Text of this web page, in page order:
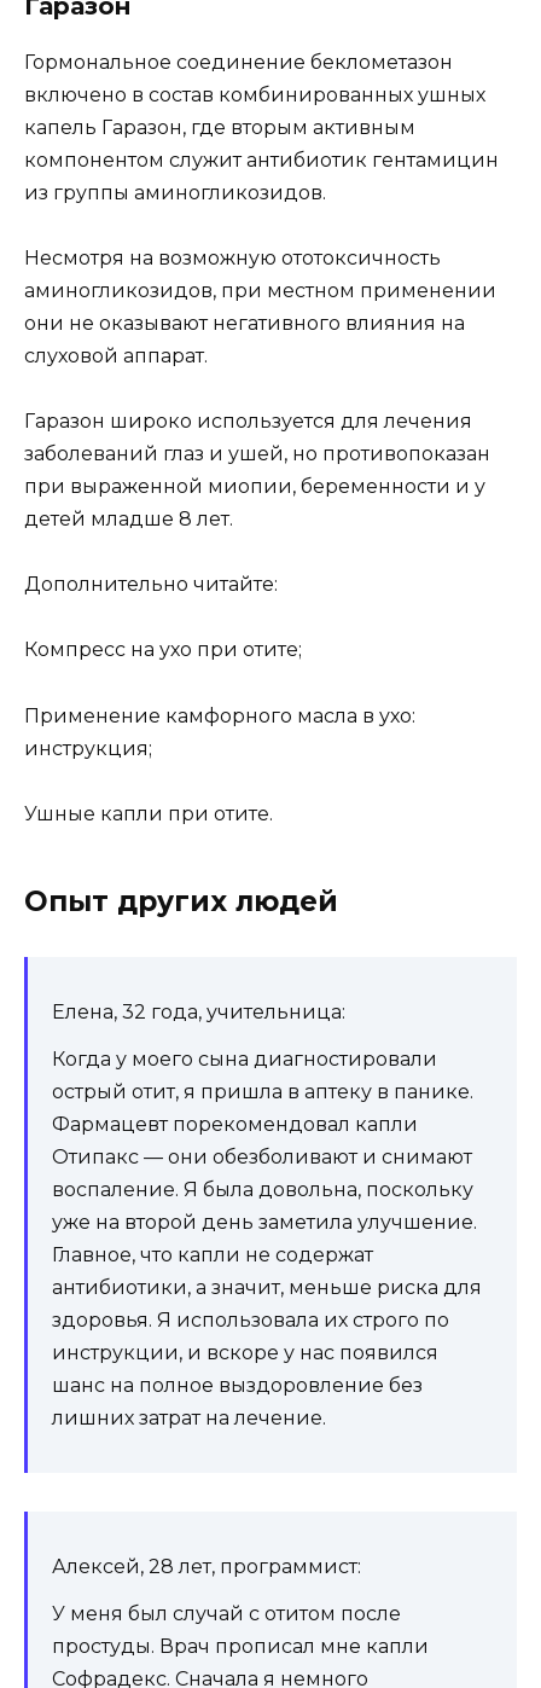
Гормональное соединение беклометазон
включено в состав комбинированных ушных
капель Гаразон, где вторым активным
компонентом служит антибиотик гентамицин
из группы аминогликозидов.
Несмотря на возможную ототоксичность
аминогликозидов, при местном применении
они не оказывают негативного влияния на
слуховой аппарат.
Гаразон широко используется для лечения
заболеваний глаз и ушей, но противопоказан
при выраженной миопии, беременности и у
детей младше 8 лет.
Дополнительно читайте:
Компресс на ухо при отите;
Применение камфорного масла в ухо:
инструкция;
Ушные капли при отите.
Опыт других людей
Елена, 32 года, учительница:
Когда у моего сына диагностировали
острый отит, я пришла в аптеку в панике.
Фармацевт порекомендовал капли
Отипакс — они обезболивают и снимают
воспаление. Я была довольна, поскольку
уже на второй день заметила улучшение.
Главное, что капли не содержат
антибиотики, а значит, меньше риска для
здоровья. Я использовала их строго по
инструкции, и вскоре у нас появился
шанс на полное выздоровление без
лишних затрат на лечение.
Алексей, 28 лет, программист:
У меня был случай с отитом после
простуды. Врач прописал мне капли
Софрадекс. Сначала я немного